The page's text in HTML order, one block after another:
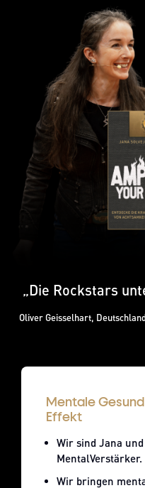
„Die Rockstars
Oliver Geisselhart,
Mentale
Effekt
Wir sind Jana und
MentalVerstärker.
Wir bringen